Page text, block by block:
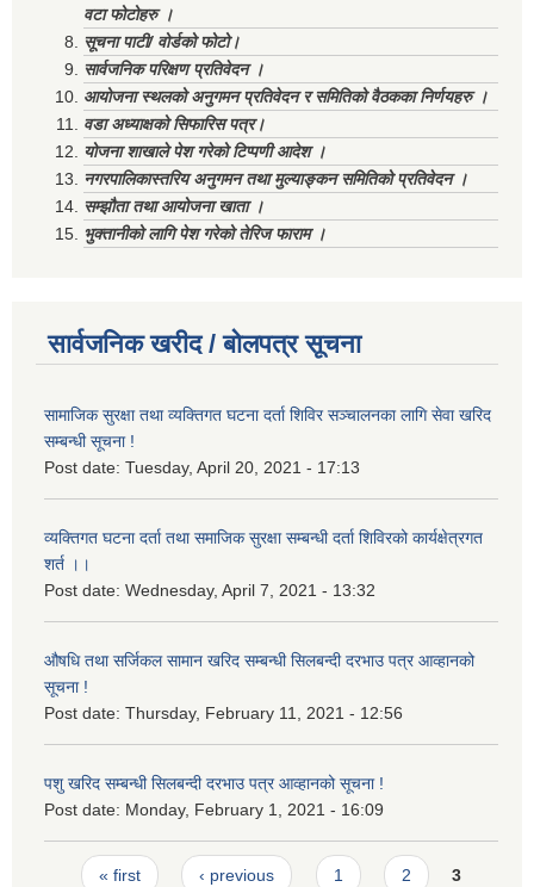
वटा फोटोहरु ।
सूचना पाटी/ वोर्डको फोटो।
सार्वजनिक परिक्षण प्रतिवेदन ।
आयोजना स्थलको अनुगमन प्रतिवेदन र समितिको वैठकका निर्णयहरु ।
वडा अध्याक्षको सिफारिस पत्र।
योजना शाखाले पेश गरेको टिप्पणी आदेश ।
नगरपालिकास्तरिय अनुगमन तथा मुल्याङ्कन समितिको प्रतिवेदन ।
सम्झौता तथा आयोजना खाता ।
भुक्तानीको लागि पेश गरेको तेरिज फाराम ।
सार्वजनिक खरीद / बोलपत्र सूचना
सामाजिक सुरक्षा तथा व्यक्तिगत घटना दर्ता शिविर सञ्चालनका लागि सेवा खरिद
सम्बन्धी सूचना !
Post date: Tuesday, April 20, 2021 - 17:13
व्यक्तिगत घटना दर्ता तथा समाजिक सुरक्षा सम्बन्धी दर्ता शिविरको कार्यक्षेत्रगत
शर्त ।।
Post date: Wednesday, April 7, 2021 - 13:32
औषधि तथा सर्जिकल सामान खरिद सम्बन्धी सिलबन्दी दरभाउ पत्र आव्हानको
सूचना !
Post date: Thursday, February 11, 2021 - 12:56
पशु खरिद सम्बन्धी सिलबन्दी दरभाउ पत्र आव्हानको सूचना !
Post date: Monday, February 1, 2021 - 16:09
Pages
« first ‹ previous 1 2 3